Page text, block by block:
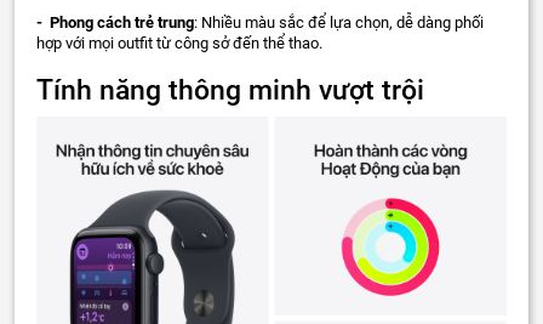
- Phong cách trẻ trung: Nhiều màu sắc để lựa chọn, dễ dàng phối
hợp với mọi outfit từ công sở đến thể thao.
Tính năng thông minh vượt trội